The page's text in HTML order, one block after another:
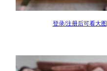
登录/注册后可看大图